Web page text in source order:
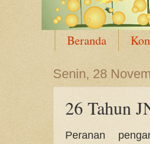
Beranda
Senin, 28
26 Tahun
Peranan